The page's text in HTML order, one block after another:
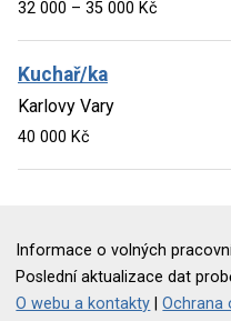
32 000 – 35 000 Kč
Kuchař/ka
Karlovy Vary
40 000 Kč
Informace o volných
Poslední aktualizace dat
O webu a kontakty |Ochrana